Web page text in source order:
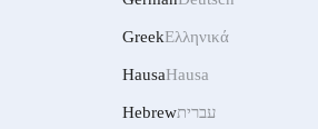
GreekΕλληνικά
HausaHausa
Hebrewעברית